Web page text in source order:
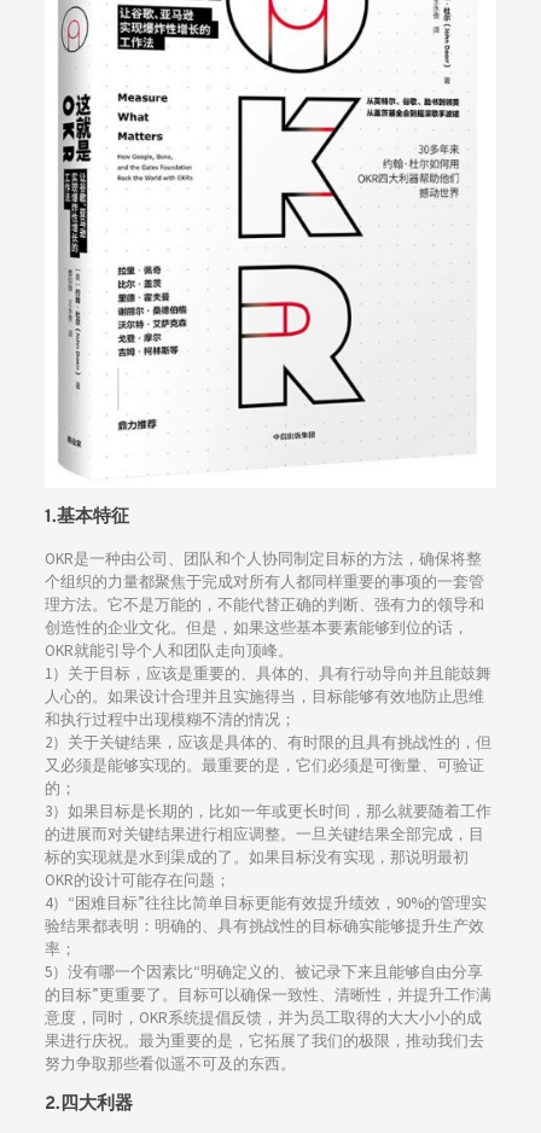
1.基本特征
OKR是一种由公司、团队和个人协同制定目标的方法，确保将整
个组织的力量都聚焦于完成对所有人都同样重要的事项的一套管
理方法。它不是万能的，不能代替正确的判断、强有力的领导和
创造性的企业文化。但是，如果这些基本要素能够到位的话，
OKR就能引导个人和团队走向顶峰。
1）关于目标，应该是重要的、具体的、具有行动导向并且能鼓舞
人心的。如果设计合理并且实施得当，目标能够有效地防止思维
和执行过程中出现模糊不清的情况；
2）关于关键结果，应该是具体的、有时限的且具有挑战性的，但
又必须是能够实现的。最重要的是，它们必须是可衡量、可验证
的；
3）如果目标是长期的，比如一年或更长时间，那么就要随着工作
的进展而对关键结果进行相应调整。一旦关键结果全部完成，目
标的实现就是水到渠成的了。如果目标没有实现，那说明最初
OKR的设计可能存在问题；
4）“困难目标”往往比简单目标更能有效提升绩效，90%的管理实
验结果都表明：明确的、具有挑战性的目标确实能够提升生产效
率；
5）没有哪一个因素比“明确定义的、被记录下来且能够自由分享
的目标”更重要了。目标可以确保一致性、清晰性，并提升工作满
意度，同时，OKR系统提倡反馈，并为员工取得的大大小小的成
果进行庆祝。最为重要的是，它拓展了我们的极限，推动我们去
努力争取那些看似遥不可及的东西。
2.四大利器